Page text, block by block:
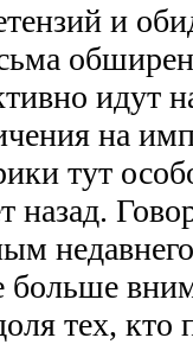
и
идут
на
тут
назад.
больше
тех, кто